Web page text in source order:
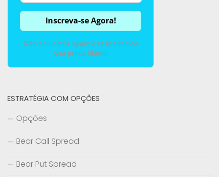
Não enviamos spam e respeitamos
sua privacidade!
ESTRATÉGIA COM OPÇÕES
Opções
Bear Call Spread
Bear Put Spread